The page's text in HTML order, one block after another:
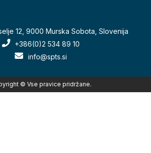
12, 9000 Murska Sobota, Slovenija
+386(0)2 534 89 10
info@spts.si
© Vse pravice pridržane.